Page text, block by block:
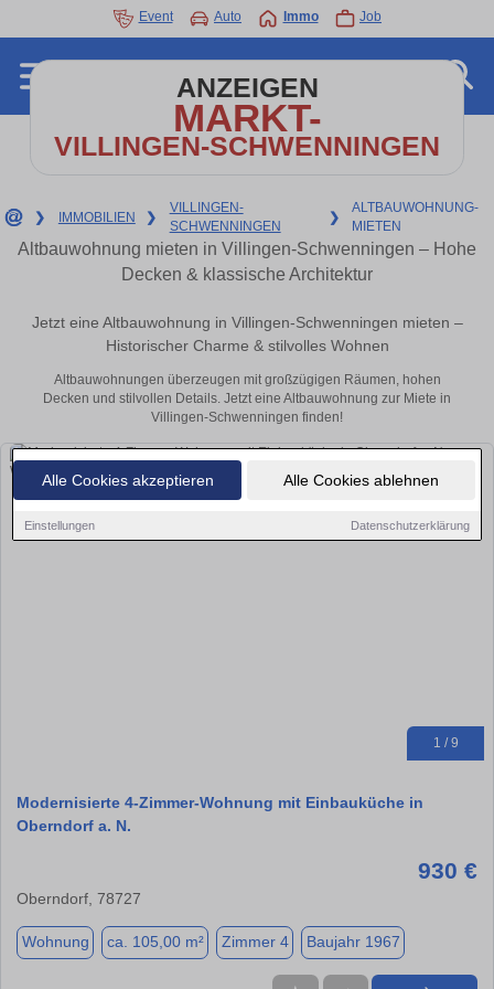
Alle Cookies akzeptieren Alle Cookies ablehnen
Einstellungen Datenschutzerklärung
Event Auto Immo Job
ANZEIGEN
MARKT-
VILLINGEN-SCHWENNINGEN
❯ IMMOBILIEN ❯
VILLINGEN-
SCHWENNINGEN
❯
ALTBAUWOHNUNG-
MIETEN
Altbauwohnung mieten in Villingen-Schwenningen – Hohe
Decken & klassische Architektur
Jetzt eine Altbauwohnung in Villingen-Schwenningen mieten –
Historischer Charme & stilvolles Wohnen
Altbauwohnungen überzeugen mit großzügigen Räumen, hohen
Decken und stilvollen Details. Jetzt eine Altbauwohnung zur Miete in
Villingen-Schwenningen finden!
1 / 9
Modernisierte 4-Zimmer-Wohnung mit Einbauküche in
Oberndorf a. N.
930 €
Oberndorf, 78727
Wohnung ca. 105,00 m² Zimmer 4 Baujahr 1967